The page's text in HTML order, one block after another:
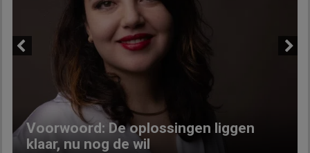
Voorwoord: De oplossingen liggen
klaar, nu nog de wil